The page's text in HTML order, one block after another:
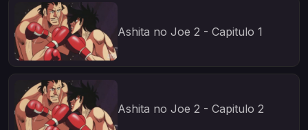
Ashita no Joe 2 - Capitulo 1
Ashita no Joe 2 - Capitulo 2